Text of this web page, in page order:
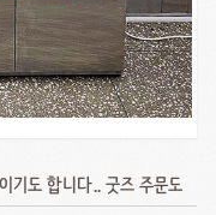
기도 합니다.. 굿즈 주문도